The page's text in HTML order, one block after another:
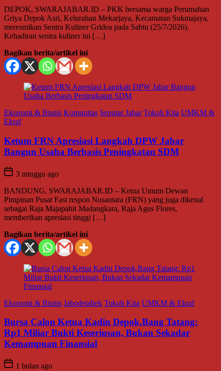
DEPOK, SWARAJABAR.ID – PKK bersama warga Perumahan
Griya Depok Asri, Kelurahan Mekarjaya, Kecamatan Sukmajaya,
meresmikan Sentra Kuliner Gridea pada Sabtu (25/7/2026).
Kehadiran sentra kuliner ini […]
Bagikan berita/artikel ini
Ekonomi & Bisnis Komunitas Seputar Jabar Tokoh Kita UMKM &
Ekraf
Ketum FRN Apresiasi Langkah DPW Jabar
Bangun Usaha Berbasis Peningkatan SDM
3 minggu ago
BANDUNG, SWARAJABAR.ID – Ketua Umum Dewan
Pimpinan Pusat Fast respon Nusantara (FRN) yang juga dikenal
sebagai Raja Majapahit Madangkara, Raja Agus Flores,
memberikan apresiasi tinggi […]
Bagikan berita/artikel ini
Ekonomi & Bisnis Jabodetabek Tokoh Kita UMKM & Ekraf
Bursa Calon Ketua Kadin Depok,Bang Tatang:
Rp1 Miliar Bukti Keseriusan, Bukan Sekadar
Kemampuan Finansial
1 bulan ago